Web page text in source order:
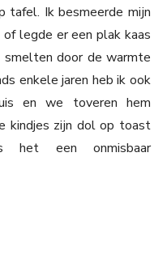
tafel. Ik besmeerde mijn
legde er een plak kaas
door de warmte
enkele jaren heb ik ook
en we toveren hem
kindjes zijn dol op toast
een onmisbaar